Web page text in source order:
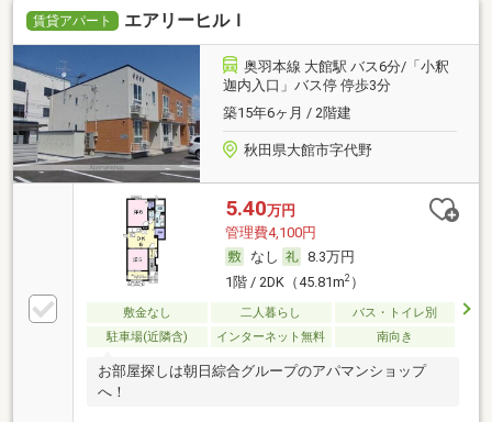
賃貸アパート エアリーヒルＩ
奥羽本線 大館駅 バス6分/「小釈
迦内入口」バス停 停歩3分
築15年6ヶ月 / 2階建
秋田県大館市字代野
5.40万円
管理費4,100円
なし
8.3万円
1階 / 2DK（45.81m2）
敷金なし 二人暮らし
バス・トイレ別
駐車場(近隣含)
インターネット無料 南向き
お部屋探しは朝日綜合グループのアパマンショップ
へ！